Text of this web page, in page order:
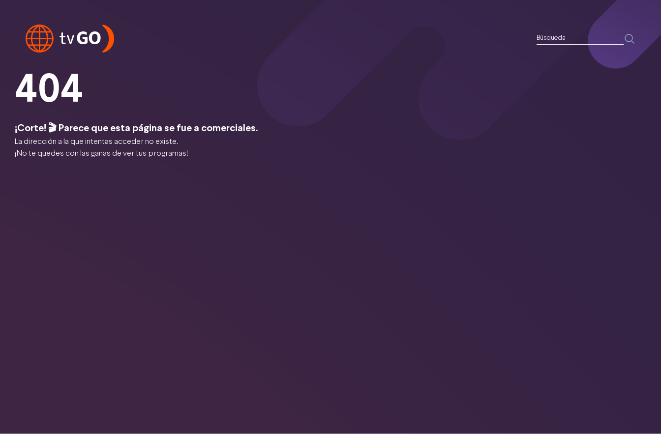
404
¡Corte! 🎬 Parece que esta página se fue a comerciales.
La dirección a la que intentas acceder no existe.
¡No te quedes con las ganas de ver tus programas!